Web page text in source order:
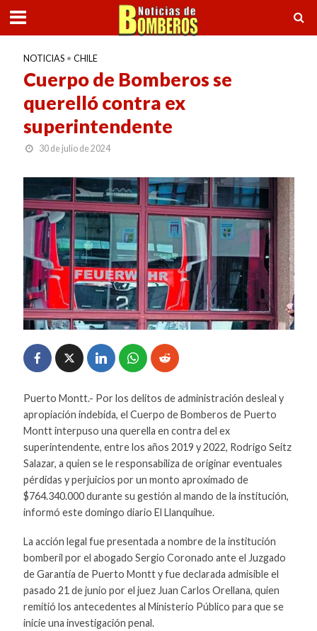
NOTICIAS • CHILE
Cuerpo de Bomberos se
querelló contra ex
superintendente
30 de julio de 2024
Puerto Montt.- Por los delitos de administración desleal y
apropiación indebida, el Cuerpo de Bomberos de Puerto
Montt interpuso una querella en contra del ex
superintendente, entre los años 2019 y 2022, Rodrigo Seitz
Salazar, a quien se le responsabiliza de originar eventuales
pérdidas y perjuicios por un monto aproximado de
$764.340.000 durante su gestión al mando de la institución,
informó este domingo diario El Llanquihue.
La acción legal fue presentada a nombre de la institución
bomberil por el abogado Sergio Coronado ante el Juzgado
de Garantía de Puerto Montt y fue declarada admisible el
pasado 21 de junio por el juez Juan Carlos Orellana, quien
remitió los antecedentes al Ministerio Público para que se
inicie una investigación penal.